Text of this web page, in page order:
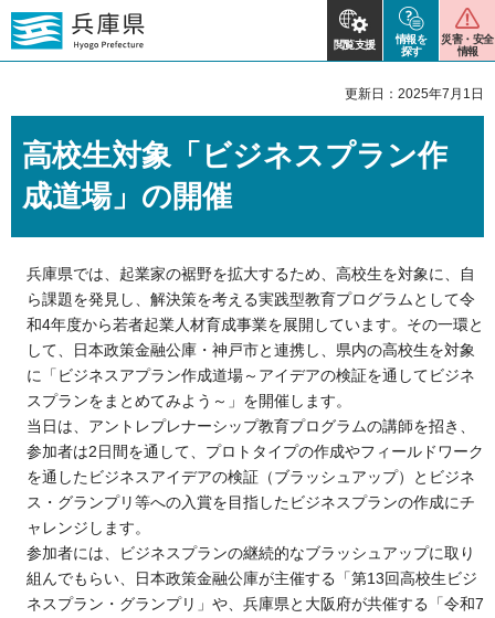
閲覧支援
情報を
探す
災害・安全
情報
更新日：2025年7月1日
高校生対象「ビジネスプラン作
成道場」の開催
兵庫県では、起業家の裾野を拡大するため、高校生を対象に、自
ら課題を発見し、解決策を考える実践型教育プログラムとして令
和4年度から若者起業人材育成事業を展開しています。その一環と
して、日本政策金融公庫・神戸市と連携し、県内の高校生を対象
に「ビジネスアプラン作成道場～アイデアの検証を通してビジネ
スプランをまとめてみよう～」を開催します。
当日は、アントレプレナーシップ教育プログラムの講師を招き、
参加者は2日間を通して、プロトタイプの作成やフィールドワーク
を通したビジネスアイデアの検証（ブラッシュアップ）とビジネ
ス・グランプリ等への入賞を目指したビジネスプランの作成にチ
ャレンジします。
参加者には、ビジネスプランの継続的なブラッシュアップに取り
組んでもらい、日本政策金融公庫が主催する「第13回高校生ビジ
ネスプラン・グランプリ」や、兵庫県と大阪府が共催する「令和7